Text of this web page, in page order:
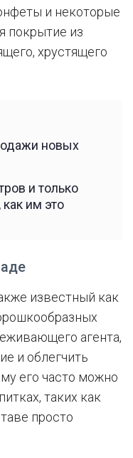
и некоторые
покрытие из
хрустящего
новых
и только
им это
известный как
агента,
и облегчить
его часто можно
таких как
просто